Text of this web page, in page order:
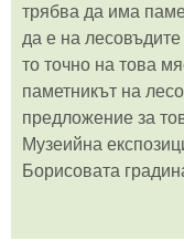
трябва да има
да е на
то точно на това
паметникът на
предложение за
Музеийна
Борисовата